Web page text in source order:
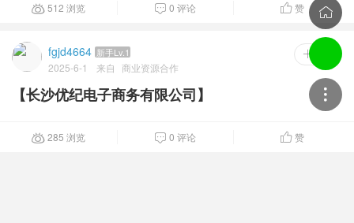
512 浏览  0 评论 赞
fgjd4664 新手Lv.1
2025-6-1 来自 商业资源合作
 关注
【长沙优纪电子商务有限公司】
285 浏览  0 评论 赞
